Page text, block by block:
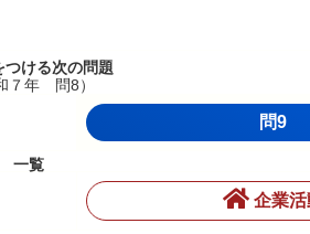
つける次の問題
７年 問8）
問9
一覧
企業活